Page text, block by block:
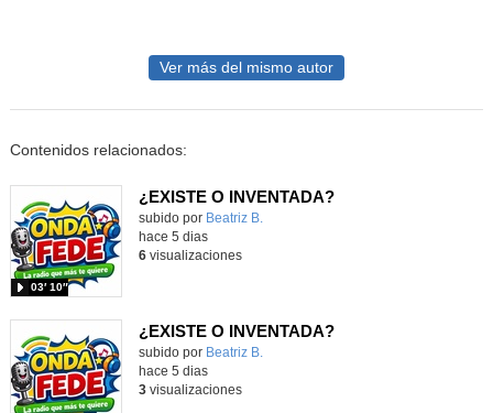
Ver más del mismo autor
Contenidos relacionados:
¿EXISTE O INVENTADA?
Contenido educativo.
subido por Beatriz B.
03′ 10″
hace 5 dias
6visualizaciones
¿EXISTE O INVENTADA?
Contenido educativo.
subido por Beatriz B.
hace 5 dias
3visualizaciones